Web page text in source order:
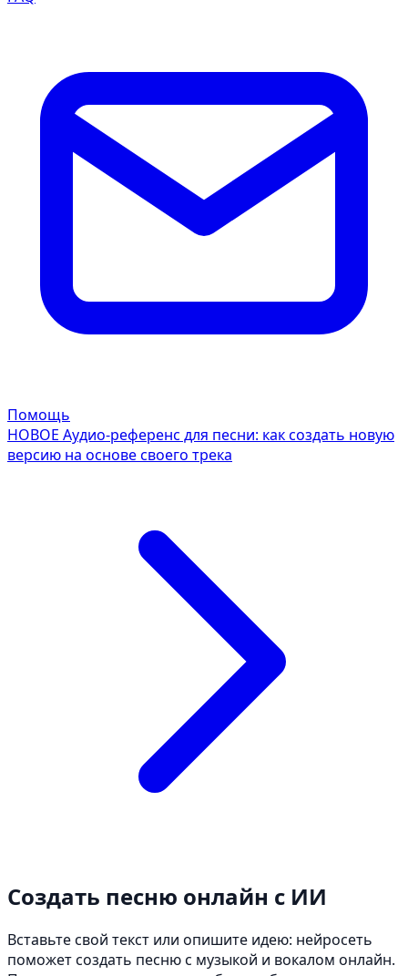
Помощь
НОВОЕ Аудио-референс для песни: как создать новую
версию на основе своего трека
Создать песню онлайн с ИИ
Вставьте свой текст или опишите идею: нейросеть
поможет создать песню с музыкой и вокалом онлайн.